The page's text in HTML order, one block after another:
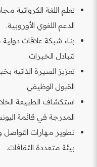
تعلم اللغة الكرواتية
الدعم اللغوي الأوروبية.
بناء شبكة علاقات
لتبادل الخبرات.
تعزيز السيرة الذاتية
القبول الوظيفي.
استكشاف الطبيعة
المدرجة في قائمة
تطوير مهارات
بيئة متعددة الثقافات.